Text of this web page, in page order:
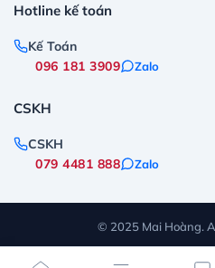
Hotline kế toán
Kế Toán
096 181 3909
Zalo
CSKH
CSKH
079 4481 888
Zalo
© 2025 Mai Hoàng.